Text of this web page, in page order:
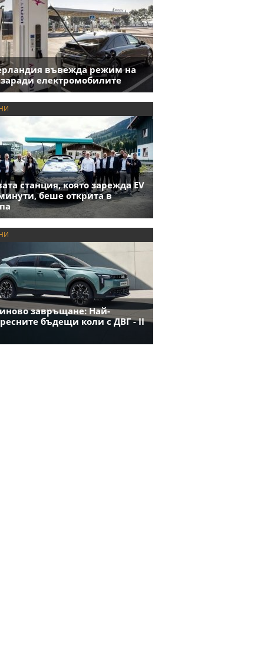
въвежда режим на
заради електромобилите
станция, която зарежда EV
беше открита в
завръщане: Най-
бъдещи коли с ДВГ - II